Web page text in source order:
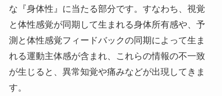
な『身体性』に当たる部分です。すなわち、視覚
と体性感覚が同期して生まれる身体所有感や、予
測と体性感覚フィードバックの同期によって生ま
れる運動主体感が含まれ、これらの情報の不一致
が生じると、異常知覚や痛みなどが出現してきま
す。